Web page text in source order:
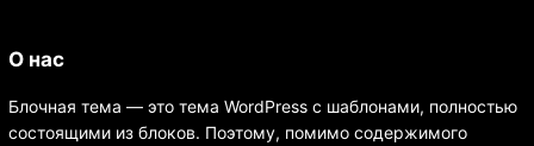
О нас
Блочная тема — это тема WordPress с шаблонами, полностью
состоящими из блоков. Поэтому, помимо содержимого